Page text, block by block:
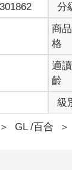
分
商
格
適
齡
級
＞ GL /百合 ＞